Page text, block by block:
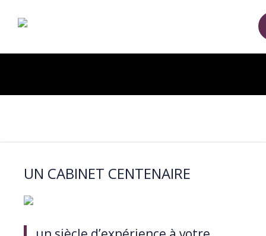
UN CABINET CENTENAIRE